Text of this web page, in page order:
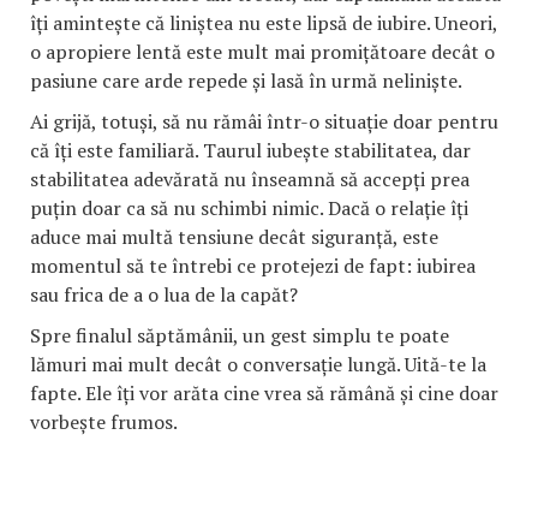
îți amintește că liniștea nu este lipsă de iubire. Uneori,
o apropiere lentă este mult mai promițătoare decât o
pasiune care arde repede și lasă în urmă neliniște.
Ai grijă, totuși, să nu rămâi într-o situație doar pentru
că îți este familiară. Taurul iubește stabilitatea, dar
stabilitatea adevărată nu înseamnă să accepți prea
puțin doar ca să nu schimbi nimic. Dacă o relație îți
aduce mai multă tensiune decât siguranță, este
momentul să te întrebi ce protejezi de fapt: iubirea
sau frica de a o lua de la capăt?
Spre finalul săptămânii, un gest simplu te poate
lămuri mai mult decât o conversație lungă. Uită-te la
fapte. Ele îți vor arăta cine vrea să rămână și cine doar
vorbește frumos.